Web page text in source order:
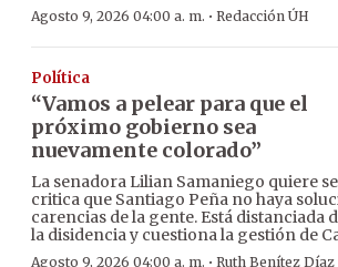
Agosto 9, 2026 04:00 a. m. · Redacción ÚH
Política
“Vamos a pelear para que el
próximo gobierno sea
nuevamente colorado”
La senadora Lilian Samaniego quiere
critica que Santiago Peña no haya
carencias de la gente. Está distanciada
la disidencia y cuestiona la gestión de
Agosto 9, 2026 04:00 a. m. Ruth Benítez Díaz